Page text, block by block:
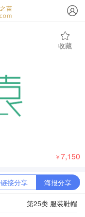
收藏
￥7,150
链接分享 海报分享
第25类 服装鞋帽